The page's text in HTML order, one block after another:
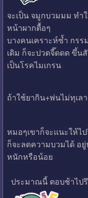
จะเป็น จมูกบวมมม ท
หน้าผากตื้อๆ
บางคนเคราะห์ซ้ำ กรร
เดิม ก็จะปวดจี๊ดดด ขึ้น
เป็นโรคไมเกรน
ถ้าใช้ยากิน+พ่นไม่ทุเลา
หมอๆเขาก็จะแนะให้ไ
ก็จะลดความบวมได้ อ
หนักหรือน้อย
ประมาณนี้ ตอบช้าไปรึ